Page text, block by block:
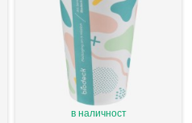
в наличност